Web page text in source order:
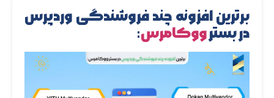
برترین افزونه چند فروشندگی وردپرس
در بسترووکامرس: